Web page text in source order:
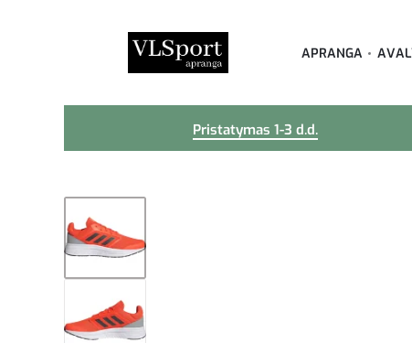
APRANGA
Pristatymas 1-3 d.d.